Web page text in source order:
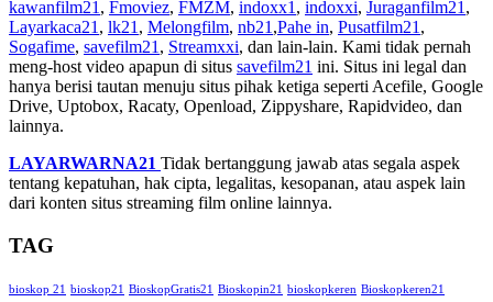
kawanfilm21 , Fmoviez, FMZM, indoxx1 , indoxxi, Juraganfilm21 ,
Layarkaca21 , lk21 , Melongfilm, nb21 ,Pahe in, Pusatfilm21 ,
Sogafime, savefilm21 , Streamxxi, dan lain-lain. Kami tidak pernah
meng-host video apapun di situs savefilm21 ini. Situs ini legal dan
hanya berisi tautan menuju situs pihak ketiga seperti Acefile, Google
Drive, Uptobox, Racaty, Openload, Zippyshare, Rapidvideo, dan
lainnya.
LAYARWARNA21 Tidak bertanggung jawab atas segala aspek
tentang kepatuhan, hak cipta, legalitas, kesopanan, atau aspek lain
dari konten situs streaming film online lainnya.
TAG
bioskop 21 bioskop21 BioskopGratis21 Bioskopin21 bioskopkeren Bioskopkeren21